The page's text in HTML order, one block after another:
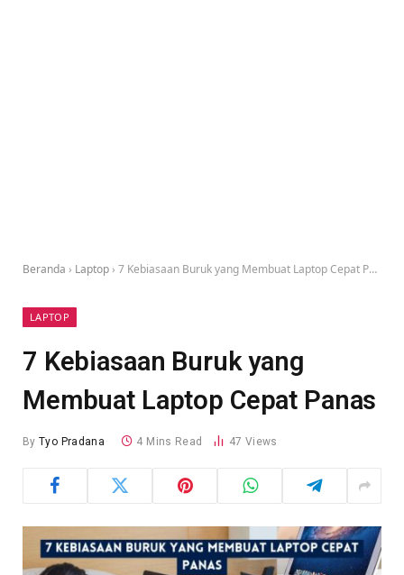
Beranda › Laptop › 7 Kebiasaan Buruk yang Membuat Laptop Cepat Panas
LAPTOP
7 Kebiasaan Buruk yang
Membuat Laptop Cepat Panas
By Tyo Pradana 4 Mins Read 47 Views